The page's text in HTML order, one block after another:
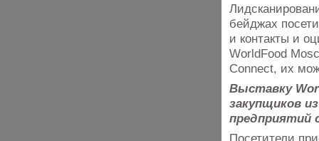
бейджах
и контакты и
WorldFood
Connect, их
Выставку
закупщиков
предприятий
Посетители